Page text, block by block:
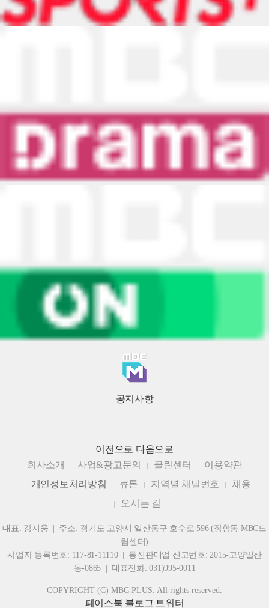
공지사항
이전으로 다음으로
회사소개
사업&광고문의 클린센터
이용약관
개인정보처리방침
큐톤 지역별 채널번호
채용
오시는 길
대표: 강지웅 | 주소: 경기도 고양시 일산동구 호수로 596 (장항동 MBC드
림센터)
사업자 등록번호: 117-81-11110 | 통신판매업 신고번호: 2015-고양일산
동-0865 | 대표전화: 031)995-0011
COPYRIGHT (C) MBC PLUS. All rights reserved.
페이스북 블로그 트위터